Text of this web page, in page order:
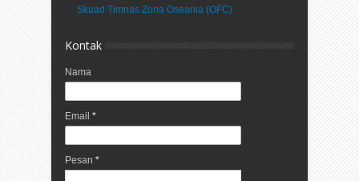
Skuad Timnas Zona Oseania (OFC)
Kontak
Nama
Email *
Pesan *